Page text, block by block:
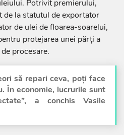
Potrivit premierului,
de la statutul de exportator
de ulei de floarea-soarelui,
protejarea unei părți a
procesare.
să repari ceva, poți face
În economie, lucrurile sunt
a conchis Vasile